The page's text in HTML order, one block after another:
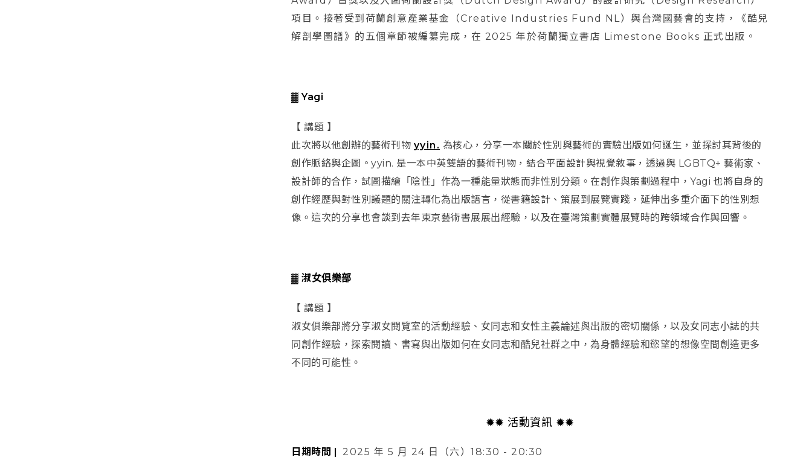
項目。接著受到荷蘭創意產業基金（Creative Industries Fund NL）與台灣國藝會的支持，《酷兒
解剖學圖譜》的五個章節被編纂完成，在 2025 年於荷蘭獨立書店 Limestone Books 正式出版。
▓ Yagi
【 講題 】
此次將以他創辦的藝術刊物 yyin. 為核心，分享一本關於性別與藝術的實驗出版如何誕生，並探討其背後的
創作脈絡與企圖。yyin. 是一本中英雙語的藝術刊物，結合平面設計與視覺敘事，透過與 LGBTQ+ 藝術家、
設計師的合作，試圖描繪「陰性」作為一種能量狀態而非性別分類。在創作與策劃過程中，Yagi 也將自身的
創作經歷與對性別議題的關注轉化為出版語言，從書籍設計、策展到展覽實踐，延伸出多重介面下的性別想
像。這次的分享也會談到去年東京藝術書展展出經驗，以及在臺灣策劃實體展覽時的跨領域合作與回響。
▓ 淑女俱樂部
【 講題 】
淑女俱樂部將分享淑女閱覽室的活動經驗、女同志和女性主義論述與出版的密切關係，以及女同志小誌的共
同創作經驗，探索閱讀、書寫與出版如何在女同志和酷兒社群之中，為身體經驗和慾望的想像空間創造更多
不同的可能性。
✹✹ 活動資訊 ✹✹
日期時間 | 2025 年 5 月 24 日（六）18:30 - 20:30